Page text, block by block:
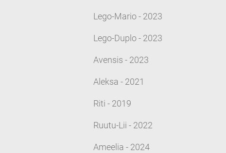
Lego-Mario - 2023
Lego-Duplo - 2023
Avensis - 2023
Aleksa - 2021
Riti - 2019
Ruutu-Lii - 2022
Ameelia - 2024